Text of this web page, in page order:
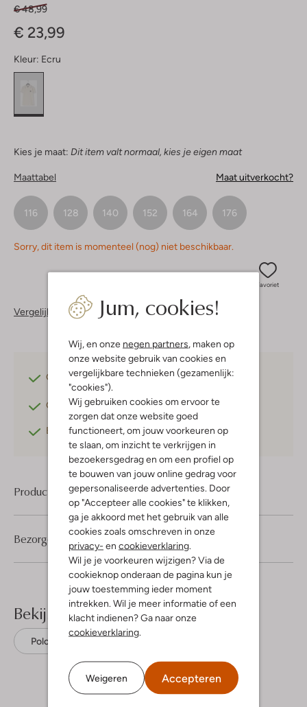
Jum, cookies!
Wij, en onze negen partners, maken op
onze website gebruik van cookies en
vergelijkbare technieken (gezamenlijk:
"cookies").
Wij gebruiken cookies om ervoor te
zorgen dat onze website goed
functioneert, om jouw voorkeuren op
te slaan, om inzicht te verkrijgen in
bezoekersgedrag en om een profiel op
te bouwen van jouw online gedrag voor
gepersonaliseerde advertenties. Door
op "Accepteer alle cookies" te klikken,
ga je akkoord met het gebruik van alle
cookies zoals omschreven in onze
privacy- en cookieverklaring.
Wil je je voorkeuren wijzigen? Via de
cookieknop onderaan de pagina kun je
jouw toestemming ieder moment
intrekken. Wil je meer informatie of een
klacht indienen? Ga naar onze
cookieverklaring.
Weigeren Accepteren
€ 48,99
€ 23,99
Kleur: Ecru
Kies je maat: Dit item valt normaal, kies je eigen maat
Maattabel Maat uitverkocht?
116 128 140 152 164 176
Sorry, dit item is momenteel (nog) niet beschikbaar.
Favoriet
Vergelijkbare items
Gratis verzendingvanaf €75,-
Gratis retournerenbinnen 30 dagen*
Betaal achterafmet Klarna
Product informatie
Bezorgen & retourneren
Bekijk meer
Polo's Nik & Nik